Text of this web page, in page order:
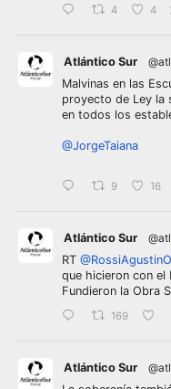
4 4
Atlántico Sur
Malvinas en las
proyecto de Ley la
en todos los
@JorgeTaiana
9 16
Atlántico Sur
RT
que hicieron con el
Fundieron la Obra
169
Atlántico Sur